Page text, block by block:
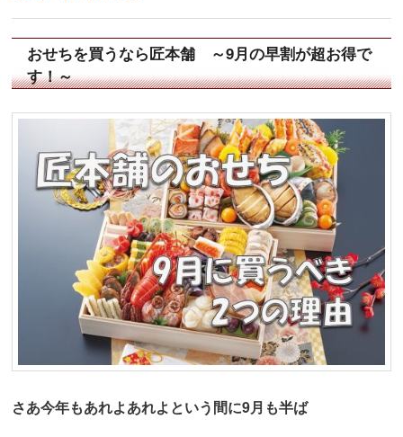
おせちを買うなら匠本舗 ～9月の早割が超お得で
す！～
さあ今年もあれよあれよという間に9月も半ば